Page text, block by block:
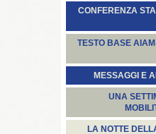
CONFERENZA
TESTO BASE
MESSAGGI E
UNA
LA NOTTE